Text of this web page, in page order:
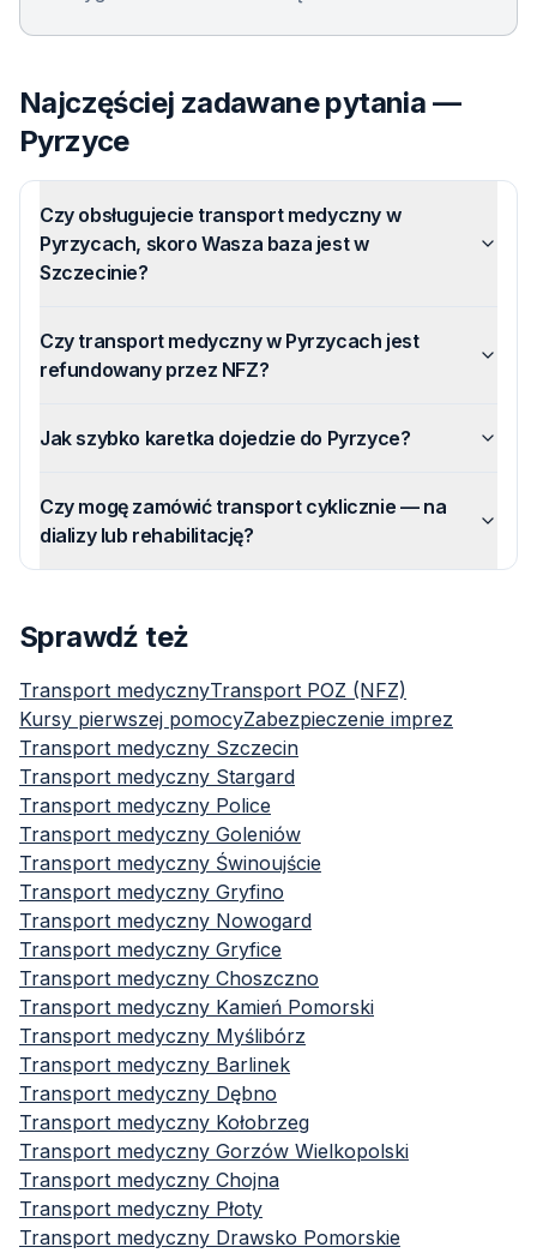
Najczęściej zadawane pytania —
Pyrzyce
Czy obsługujecie transport medyczny w
Pyrzycach, skoro Wasza baza jest w
Szczecinie?
Czy transport medyczny w Pyrzycach jest
refundowany przez NFZ?
Jak szybko karetka dojedzie do Pyrzyce?
Czy mogę zamówić transport cyklicznie — na
dializy lub rehabilitację?
Sprawdź też
Transport medycznyTransport POZ (NFZ)
Kursy pierwszej pomocyZabezpieczenie imprez
Transport medyczny Szczecin
Transport medyczny Stargard
Transport medyczny Police
Transport medyczny Goleniów
Transport medyczny Świnoujście
Transport medyczny Gryfino
Transport medyczny Nowogard
Transport medyczny Gryfice
Transport medyczny Choszczno
Transport medyczny Kamień Pomorski
Transport medyczny Myślibórz
Transport medyczny Barlinek
Transport medyczny Dębno
Transport medyczny Kołobrzeg
Transport medyczny Gorzów Wielkopolski
Transport medyczny Chojna
Transport medyczny Płoty
Transport medyczny Drawsko Pomorskie